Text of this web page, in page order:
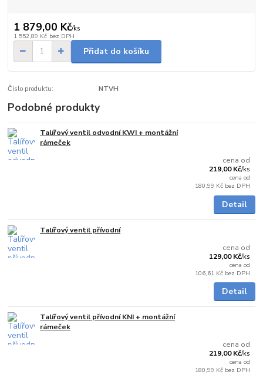
1 879,00 Kč/ks
1 552,89 Kč bez DPH
Přidat do košíku
Číslo produktu: NTVH
Podobné produkty
Talířový ventil odvodní KWI + montážní
rámeček
cena od
219,00 Kč/ks
cena od
180,99 Kč bez DPH
Detail
Talířový ventil přívodní
cena od
129,00 Kč/ks
cena od
106,61 Kč bez DPH
Detail
Talířový ventil přívodní KNI + montážní
rámeček
cena od
219,00 Kč/ks
cena od
180,99 Kč bez DPH